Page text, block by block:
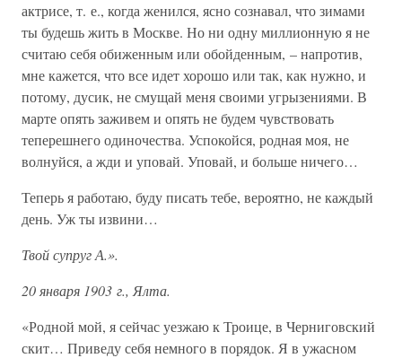
актрисе, т. е., когда женился, ясно сознавал, что зимами
ты будешь жить в Москве. Но ни одну миллионную я не
считаю себя обиженным или обойденным, – напротив,
мне кажется, что все идет хорошо или так, как нужно, и
потому, дусик, не смущай меня своими угрызениями. В
марте опять заживем и опять не будем чувствовать
теперешнего одиночества. Успокойся, родная моя, не
волнуйся, а жди и уповай. Уповай, и больше ничего…
Теперь я работаю, буду писать тебе, вероятно, не каждый
день. Уж ты извини…
Твой супруг А.».
20 января 1903 г., Ялта.
«Родной мой, я сейчас уезжаю к Троице, в Черниговский
скит… Приведу себя немного в порядок. Я в ужасном